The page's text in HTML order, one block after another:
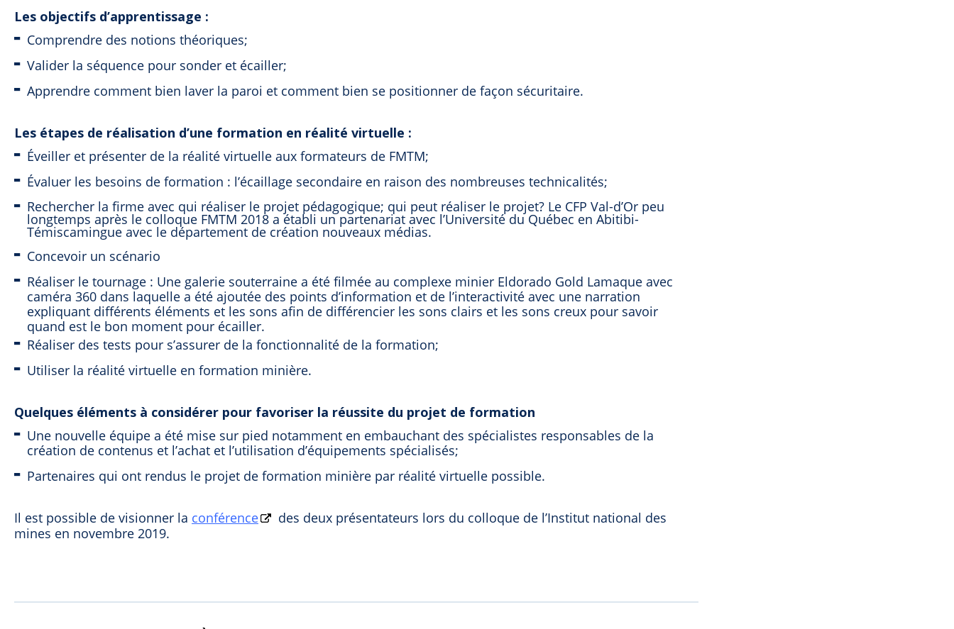
Les objectifs d’apprentissage :
Comprendre des notions théoriques;
Valider la séquence pour sonder et écailler;
Apprendre comment bien laver la paroi et comment bien se positionner de façon sécuritaire.
Les étapes de réalisation d’une formation en réalité virtuelle :
Éveiller et présenter de la réalité virtuelle aux formateurs de FMTM;
Évaluer les besoins de formation : l’écaillage secondaire en raison des nombreuses technicalités;
Rechercher la firme avec qui réaliser le projet pédagogique; qui peut réaliser le projet? Le CFP Val-d’Or peu
longtemps après le colloque FMTM 2018 a établi un partenariat avec l’Université du Québec en Abitibi-
Témiscamingue avec le département de création nouveaux médias.
Concevoir un scénario
Réaliser le tournage : Une galerie souterraine a été filmée au complexe minier Eldorado Gold Lamaque avec
caméra 360 dans laquelle a été ajoutée des points d’information et de l’interactivité avec une narration
expliquant différents éléments et les sons afin de différencier les sons clairs et les sons creux pour savoir
quand est le bon moment pour écailler.
Réaliser des tests pour s’assurer de la fonctionnalité de la formation;
Utiliser la réalité virtuelle en formation minière.
Quelques éléments à considérer pour favoriser la réussite du projet de formation
Une nouvelle équipe a été mise sur pied notamment en embauchant des spécialistes responsables de la
création de contenus et l’achat et l’utilisation d’équipements spécialisés;
Partenaires qui ont rendus le projet de formation minière par réalité virtuelle possible.
Il est possible de visionner la conférence
des deux présentateurs lors du colloque de l’Institut national des
mines en novembre 2019.